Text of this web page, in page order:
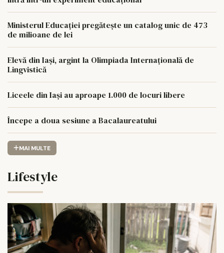
Ministerul Educației pregătește un catalog unic de 473
de milioane de lei
Elevă din Iași, argint la Olimpiada Internațională de
Lingvistică
Liceele din Iași au aproape 1.000 de locuri libere
Începe a doua sesiune a Bacalaureatului
MAI MULTE
Lifestyle